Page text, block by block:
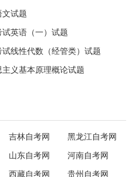
文试题
试英语（一）试题
线性代数（经管类）试题
义基本原理概论试题
吉林自考网 黑龙江自考网
山东自考网 河南自考网
西藏自考网 贵州自考网